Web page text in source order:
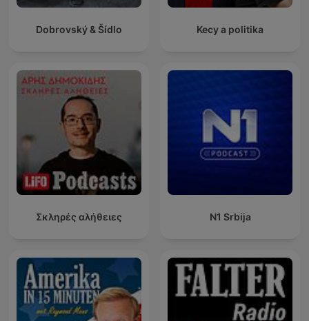
Dobrovský & Šídlo Kecy a politika
Σκληρές αλήθειες N1 Srbija